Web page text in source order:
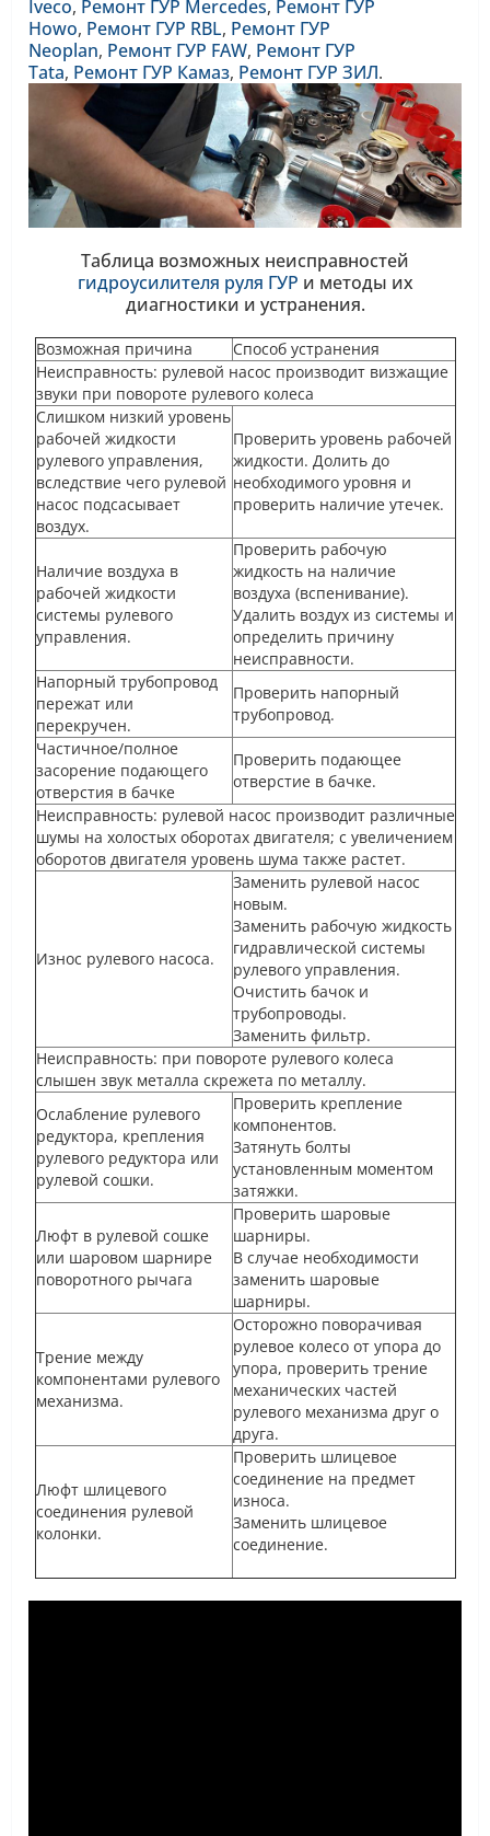
Iveco, Ремонт ГУР Mercedes, Ремонт ГУР
Howo, Ремонт ГУР RBL, Ремонт ГУР
Neoplan, Ремонт ГУР FAW, Ремонт ГУР
Tata, Ремонт ГУР Камаз, Ремонт ГУР ЗИЛ.
Таблица возможных неисправностей
гидроусилителя руля ГУР и методы их
диагностики и устранения.
Возможная причина
Способ устранения
Неисправность: рулевой насос производит визжащие
звуки при повороте рулевого колеса
Слишком низкий уровень
рабочей жидкости
рулевого управления,
вследствие чего рулевой
насос подсасывает
воздух.
Проверить уровень рабочей
жидкости. Долить до
необходимого уровня и
проверить наличие утечек.
Наличие воздуха в
рабочей жидкости
системы рулевого
управления.
Проверить рабочую
жидкость на наличие
воздуха (вспенивание).
Удалить воздух из системы и
определить причину
неисправности.
Напорный трубопровод
пережат или
перекручен.
Проверить напорный
трубопровод.
Частичное/полное
засорение подающего
отверстия в бачке
Проверить подающее
отверстие в бачке.
Неисправность: рулевой насос производит различные
шумы на холостых оборотах двигателя; с увеличением
оборотов двигателя уровень шума также растет.
Износ рулевого насоса.
Заменить рулевой насос
новым.
Заменить рабочую жидкость
гидравлической системы
рулевого управления.
Очистить бачок и
трубопроводы.
Заменить фильтр.
Неисправность: при повороте рулевого колеса
слышен звук металла скрежета по металлу.
Ослабление рулевого
редуктора, крепления
рулевого редуктора или
рулевой сошки.
Проверить крепление
компонентов.
Затянуть болты
установленным моментом
затяжки.
Люфт в рулевой сошке
или шаровом шарнире
поворотного рычага
Проверить шаровые
шарниры.
В случае необходимости
заменить шаровые
шарниры.
Трение между
компонентами рулевого
механизма.
Осторожно поворачивая
рулевое колесо от упора до
упора, проверить трение
механических частей
рулевого механизма друг о
друга.
Люфт шлицевого
соединения рулевой
колонки.
Проверить шлицевое
соединение на предмет
износа.
Заменить шлицевое
соединение.